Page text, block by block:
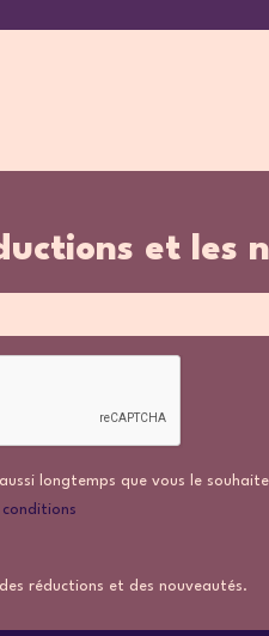
et les
longtemps que vous le
réductions et des nouveautés.